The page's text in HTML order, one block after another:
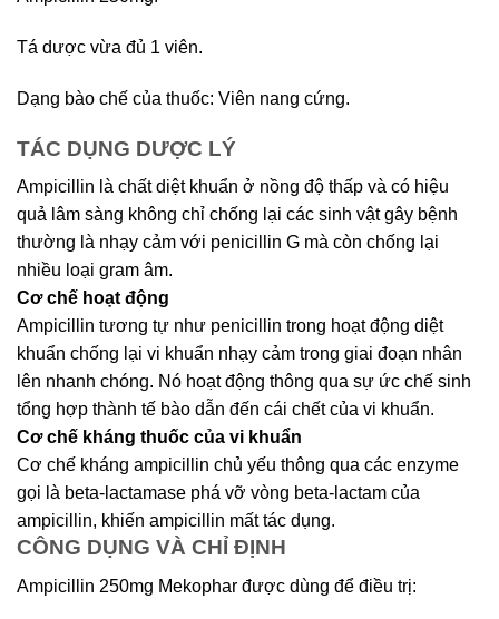
Tá dược vừa đủ 1 viên.
Dạng bào chế của thuốc: Viên nang cứng.
TÁC DỤNG DƯỢC LÝ
Ampicillin là chất diệt khuẩn ở nồng độ thấp và có hiệu
quả lâm sàng không chỉ chống lại các sinh vật gây bệnh
thường là nhạy cảm với penicillin G mà còn chống lại
nhiều loại gram âm.
Cơ chế hoạt động
Ampicillin tương tự như penicillin trong hoạt động diệt
khuẩn chống lại vi khuẩn nhạy cảm trong giai đoạn nhân
lên nhanh chóng. Nó hoạt động thông qua sự ức chế sinh
tổng hợp thành tế bào dẫn đến cái chết của vi khuẩn.
Cơ chế kháng thuốc của vi khuẩn
Cơ chế kháng ampicillin chủ yếu thông qua các enzyme
gọi là beta-lactamase phá vỡ vòng beta-lactam của
ampicillin, khiến ampicillin mất tác dụng.
CÔNG DỤNG VÀ CHỈ ĐỊNH
Ampicillin 250mg Mekophar được dùng để điều trị: